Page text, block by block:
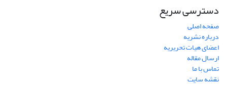
دسترسی سریع
صفحه اصلی
درباره نشریه
اعضای هیات تحریریه
ارسال مقاله
تماس با ما
نقشه سایت